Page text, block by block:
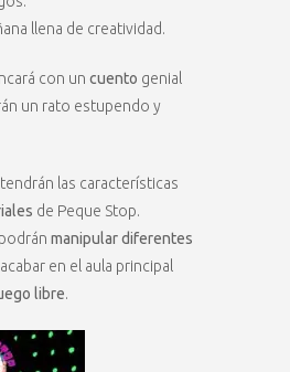
llena de creatividad.
con un cuento genial
un rato estupendo y
las características
de Peque Stop.
manipular diferentes
acabar en el aula principal
libre.